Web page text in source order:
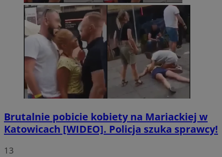
Brutalnie pobicie kobiety na Mariackiej w
Katowicach [WIDEO]. Policja szuka sprawcy!
13